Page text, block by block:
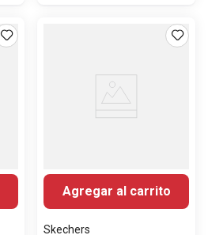
Agregar al carrito
Skechers